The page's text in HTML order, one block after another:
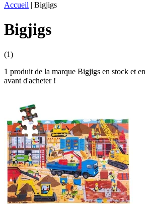
Accueil | Bigjigs
Bigjigs
(1)
1 produit de la marque Bigjigs en stock et
avant d'acheter !